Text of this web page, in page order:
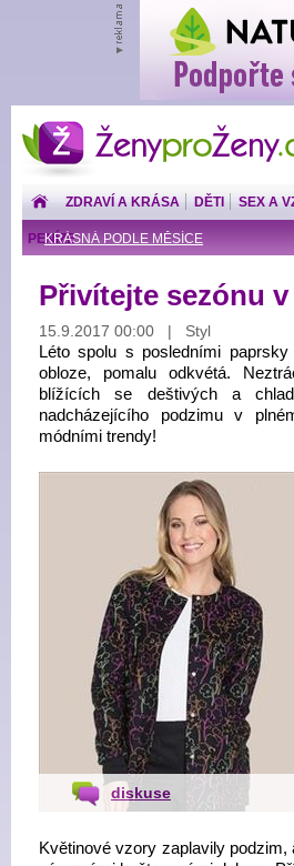
ŽenyproŽeny.cz
ZDRAVÍ A KRÁSA DĚTI SEX A
KRÁSNÁ PODLE MĚSÍCE
PENÍZE
Přivítejte sezónu
15.9.2017 00:00 | Styl
Léto spolu s posledními
obloze, pomalu odkvétá.
blížících se deštivých a
nadcházejícího podzimu v
módními trendy!
diskuse
Květinové vzory zaplavily